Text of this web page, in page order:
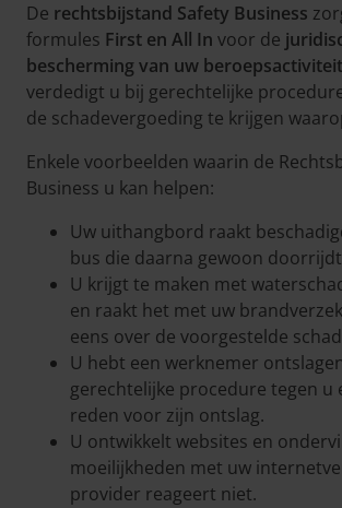
De rechtsbijstand Safety Business
formules First en All In voor de
bescherming van uw
verdedigt u bij gerechtelijke
de schadevergoeding te krijgen
Enkele voorbeelden waarin de
Business u kan helpen:
Uw uithangbord raakt
bus die daarna gewoon
U krijgt te maken met
en raakt het met uw
eens over de voorgestelde
U hebt een werknemer
gerechtelijke procedure tegen u
reden voor zijn ontslag.
U ontwikkelt websites en
moeilijkheden met uw
provider reageert niet.